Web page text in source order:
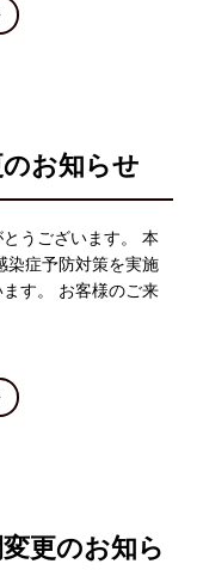
お知らせ
うございます。 本
染症予防対策を実施
す。 お客様のご来
更のお知ら